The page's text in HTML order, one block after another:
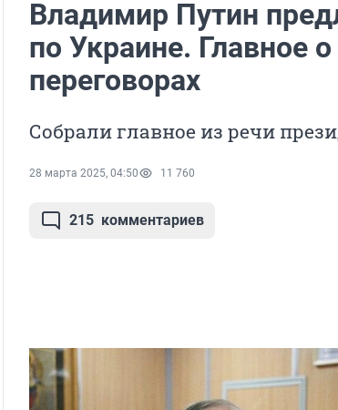
Владимир Путин
по Украине. Главное
переговорах
Собрали главное из речи
28 марта 2025, 04:50 11 760
215 комментариев